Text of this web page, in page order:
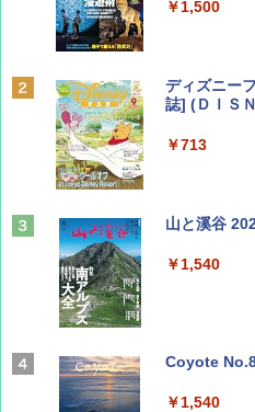
￥1,500
ディズニー
誌] (ＤＩＳ
￥713
山と溪谷
￥1,540
Coyote
￥1,540